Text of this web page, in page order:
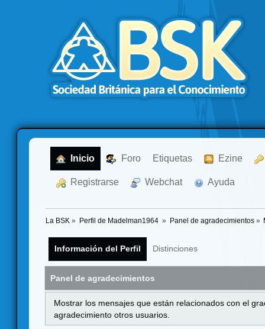
Inicio Foro Etiquetas Ezine
Registrarse Webchat Ayuda
La BSK » Perfil de Madelman1964 » Panel de agradecimientos»
Información del Perfil Distinciones
Panel de agradecimientos
Mostrar los mensajes que están relacionados con el
agradecimiento otros usuarios.